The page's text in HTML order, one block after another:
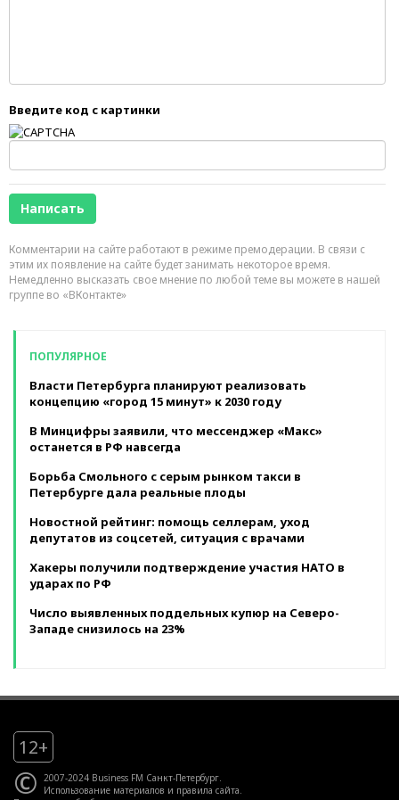
Введите код с картинки
Комментарии на сайте работают в режиме премодерации. В связи с
этим их появление на сайте будет занимать некоторое время.
Немедленно высказать свое мнение по любой теме вы можете в нашей
группе во «ВКонтакте»
ПОПУЛЯРНОЕ
Власти Петербурга планируют реализовать
концепцию «город 15 минут» к 2030 году
В Минцифры заявили, что мессенджер «Макс»
останется в РФ навсегда
Борьба Смольного с серым рынком такси в
Петербурге дала реальные плоды
Новостной рейтинг: помощь селлерам, уход
депутатов из соцсетей, ситуация с врачами
Хакеры получили подтверждение участия НАТО в
ударах по РФ
Число выявленных поддельных купюр на Северо-
Западе снизилось на 23%
12+
© 2007-2024 Business FM Санкт-Петербург.
Использование материалов и правила сайта.